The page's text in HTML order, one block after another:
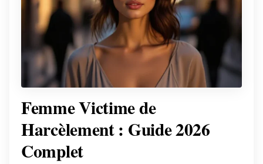
féminin
Femme Victime de
Harcèlement : Guide 2026
Complet